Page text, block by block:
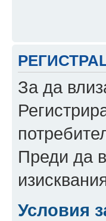
За да
Преди да
Условия